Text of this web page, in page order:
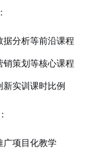
分析等前沿课程
策划等核心课程
新实训课时比例
：
广项目化教学